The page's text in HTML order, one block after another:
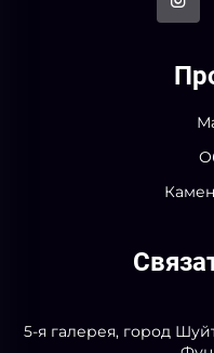
5-я галерея, город